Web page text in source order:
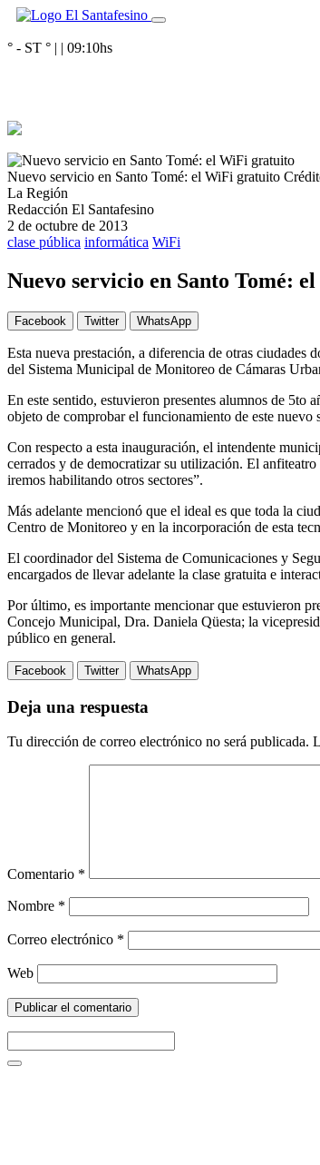
° - ST ° | | 09:10hs
Nuevo servicio en Santo Tomé: el WiFi gratuito
La Región
Redacción El Santafesino
2 de octubre de 2013
clase pública informática WiFi
Nuevo servicio en Santo Tomé:
Facebook Twitter WhatsApp
Esta nueva prestación, a diferencia de otras
del Sistema Municipal de Monitoreo de Cámaras
En este sentido, estuvieron presentes alumnos de 5to
objeto de comprobar el funcionamiento de este
Con respecto a esta inauguración, el intendente
cerrados y de democratizar su utilización. El
iremos habilitando otros sectores”.
Más adelante mencionó que el ideal es que toda la
Centro de Monitoreo y en la incorporación de esta
El coordinador del Sistema de Comunicaciones y
encargados de llevar adelante la clase gratuita e
Por último, es importante mencionar que estuvieron
Concejo Municipal, Dra. Daniela Qüesta; la
público en general.
Facebook Twitter WhatsApp
Deja una respuesta
Tu dirección de correo electrónico no será publicada.
Comentario *
Nombre *
Correo electrónico *
Web